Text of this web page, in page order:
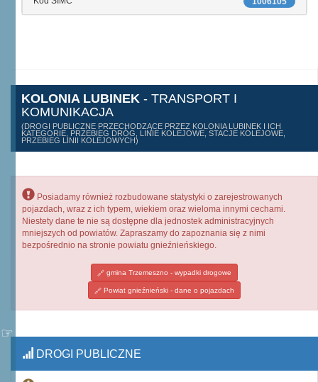
KOLONIA LUBINEK - TRANSPORT I
KOMUNIKACJA
(DROGI PUBLICZNE PRZECHODZĄCE PRZEZ KOLONIA LUBINEK I ICH
KATEGORIE, PRZEBIEG DRÓG, LINIE KOLEJOWE, STACJE KOLEJOWE,
PRZEBIEG LINII KOLEJOWYCH)
Posiadamy również rozbudowane statystyki o zarejestrowanych
pojazdach, wraz z ich typem, wiekiem oraz wieloma innymi cechami.
Niestety dane te nie są dostępne dla jednostek administracyjnych
mniejszych od powiatów. Zapraszamy do zapoznania się z nimi
bezpośrednio na stronie powiatu gnieźnieńskiego.
gmina Trzemeszno - wypadki drogowe
Powiat gnieźnieński - dane o pojazdach
DROGI PUBLICZNE